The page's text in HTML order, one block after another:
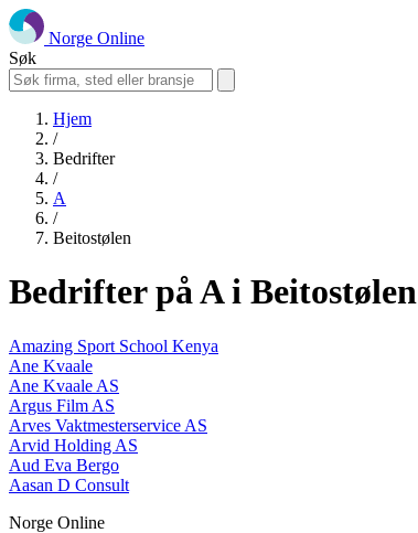
Norge Online
Søk
Hjem
/
Bedrifter
/
A
/
Beitostølen
Bedrifter på A i Beitostølen
Amazing Sport School Kenya
Ane Kvaale
Ane Kvaale AS
Argus Film AS
Arves Vaktmesterservice AS
Arvid Holding AS
Aud Eva Bergo
Aasan D Consult
Norge Online